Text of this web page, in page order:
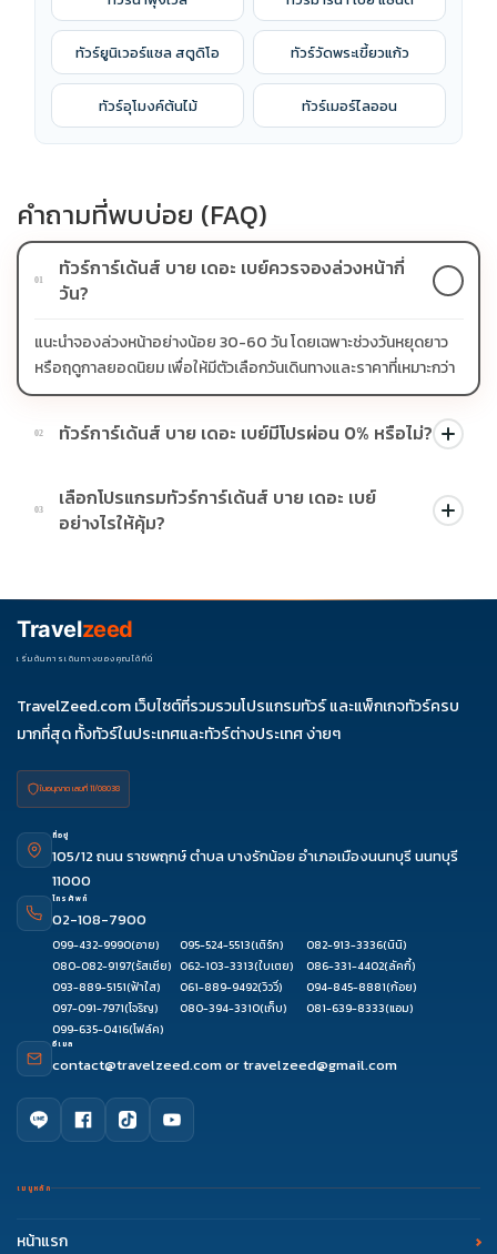
ทัวร์ยูนิเวอร์แซล สตูดิโอ ทัวร์วัดพระเขี้ยวแก้ว
ทัวร์อุโมงค์ต้นไม้ ทัวร์เมอร์ไลออน
คำถามที่พบบ่อย (FAQ)
01
ทัวร์การ์เด้นส์ บาย เดอะ เบย์ควรจองล่วงหน้ากี่
วัน?
แนะนำจองล่วงหน้าอย่างน้อย 30-60 วัน โดยเฉพาะช่วงวันหยุดยาว
หรือฤดูกาลยอดนิยม เพื่อให้มีตัวเลือกวันเดินทางและราคาที่เหมาะกว่า
02 ทัวร์การ์เด้นส์ บาย เดอะ เบย์มีโปรผ่อน 0% หรือไม่?
บางโปรแกรมมีโปรผ่อน 0% หรือโปรโมชั่นบัตรเครดิตตามเงื่อนไขที่
บริษัทกำหนด สามารถดูสัญลักษณ์โปรโมชั่นในรายการทัวร์แต่ละ
รายการได้
03
เลือกโปรแกรมทัวร์การ์เด้นส์ บาย เดอะ เบย์
อย่างไรให้คุ้ม?
ช่วงราคา ไม่ควรเทียบจากราคาต่ำสุดเพียงอย่างเดียว
Travelzeed
เริ่มต้นการเดินทางของคุณได้ที่นี่
TravelZeed.com เว็บไซต์ที่รวมรวมโปรแกรมทัวร์ และแพ็กเกจทัวร์ครบ
มากที่สุด ทั้งทัวร์ในประเทศและทัวร์ต่างประเทศ ง่ายๆ
ใบอนุญาต เลขที่ 11/08038
ที่อยู่
105/12 ถนน ราชพฤกษ์ ตำบล บางรักน้อย อำเภอเมืองนนทบุรี นนทบุรี
11000
โทรศัพท์
02-108-7900
099-432-9990(อาย) 095-524-5513(เติร์ก) 082-913-3336(นินิ)
080-082-9197(รัสเซีย) 062-103-3313(ใบเตย) 086-331-4402(ลัคกี้)
093-889-5151(ฟ้าใส) 061-889-9492(วิววี่) 094-845-8881(ก้อย)
097-091-7971(โจริญ) 080-394-3310(เก็บ) 081-639-8333(แอม)
099-635-0416(โฟล์ค)
อีเมล
contact@travelzeed.comortravelzeed@gmail.com
เมนูหลัก
หน้าแรก